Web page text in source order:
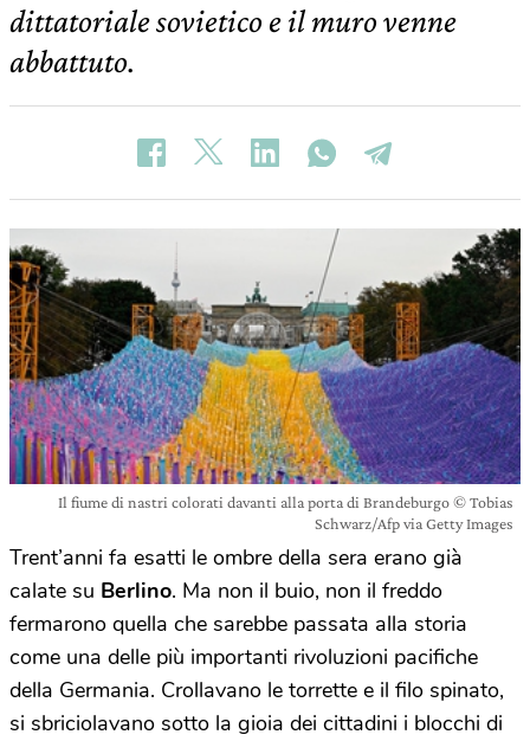
dittatoriale sovietico e il muro venne
abbattuto.
Il fiume di nastri colorati davanti alla porta di Brandeburgo © Tobias
Schwarz/Afp via Getty Images
Trent’anni fa esatti le ombre della sera erano già
calate su Berlino. Ma non il buio, non il freddo
fermarono quella che sarebbe passata alla storia
come una delle più importanti rivoluzioni pacifiche
della Germania. Crollavano le torrette e il filo spinato,
si sbriciolavano sotto la gioia dei cittadini i blocchi di